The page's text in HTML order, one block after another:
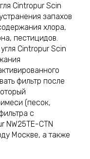
Cintropur Scin
запахов
хлора,
пестицидов.
Cintropur Scin
фильтр после
(песок,
с
NW25TE-CTN
Москве, а также